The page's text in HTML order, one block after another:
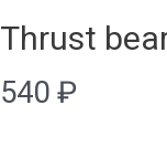
Thrust
540 ₽